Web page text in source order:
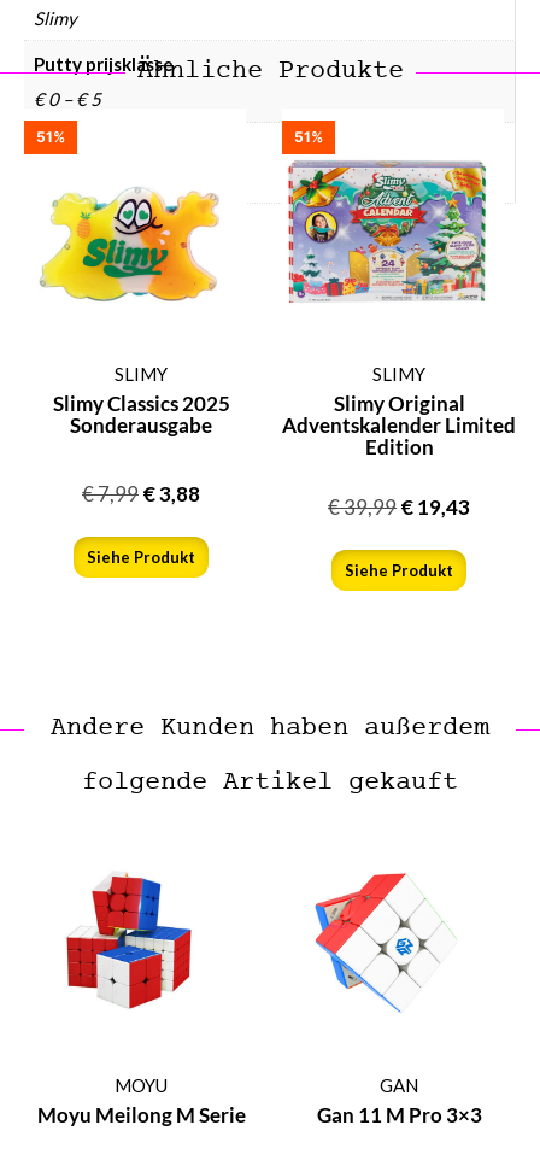
Slimy
Putty prijsklasse
€ 0 – € 5
Putty soort
Ähnliche Produkte
51%
SLIMY
Slimy Classics 2025
Sonderausgabe
€7,99€3,88
Siehe Produkt
51%
SLIMY
Slimy Original
Adventskalender Limited
Edition
€39,99€19,43
Siehe Produkt
Andere Kunden haben außerdem
folgende Artikel gekauft
MOYU
Moyu Meilong M Serie
GAN
Gan 11 M Pro 3×3